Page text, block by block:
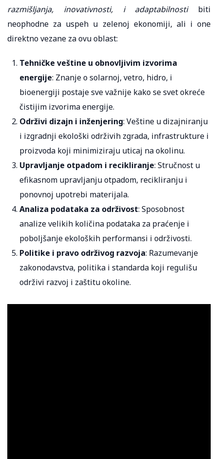
razmišljanja, inovativnosti, i adaptabilnostibiti
neophodne za uspeh u zelenoj ekonomiji, ali i one
direktno vezane za ovu oblast:
Tehničke veštine u obnovljivim izvorima
energije: Znanje o solarnoj, vetro, hidro, i
bioenergiji postaje sve važnije kako se svet okreće
čistijim izvorima energije.
Održivi dizajn i inženjering: Veštine u dizajniranju
i izgradnji ekološki održivih zgrada, infrastrukture i
proizvoda koji minimiziraju uticaj na okolinu.
Upravljanje otpadom i recikliranje: Stručnost u
efikasnom upravljanju otpadom, recikliranju i
ponovnoj upotrebi materijala.
Analiza podataka za održivost: Sposobnost
analize velikih količina podataka za praćenje i
poboljšanje ekoloških performansi i održivosti.
Politike i pravo održivog razvoja: Razumevanje
zakonodavstva, politika i standarda koji regulišu
održivi razvoj i zaštitu okoline.